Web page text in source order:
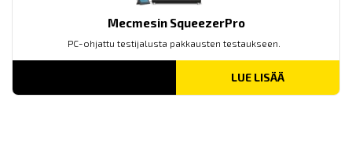
Mecmesin SqueezerPro
PC-ohjattu testijalusta pakkausten testaukseen.
LUE LISÄÄ